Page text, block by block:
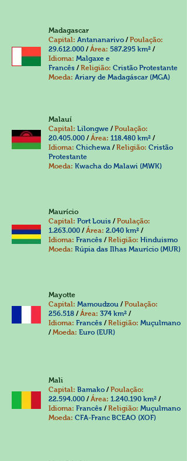
Madagascar
Capital: Antananarivo / Poulação:
29.612.000 /Área: 587.295 km² /
Idioma: Malgaxe e
Francês /Religião: Cristão Protestante
Moeda: Ariary de Madagáscar (MGA)
Malauí
Capital: Lilongwe / Poulação:
20.405.000 /Área: 118.480 km² /
Idioma: Chichewa /Religião: Cristão
Protestante
Moeda: Kwacha do Malawi (MWK)
Maurício
Capital: Port Louis / Poulação:
1.263.000 /Área: 2.040 km² /
Idioma: Francês /Religião: Hinduismo
Moeda: Rúpia das Ilhas Maurício (MUR)
Mayotte
Capital: Mamoudzou / Poulação:
256.518 /Área: 374 km² /
Idioma: Francês /Religião: Muçulmano
/ Moeda: Euro (EUR)
Mali
Capital: Bamako / Poulação:
22.594.000 /Área: 1.240.190 km² /
Idioma: Francês /Religião: Muçulmano
Moeda: CFA-Franc BCEAO (XOF)